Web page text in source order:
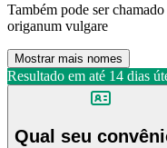
Também pode ser chamado
origanum vulgare
Mostrar mais nomes
Resultado em até 14 dias
Qual seu